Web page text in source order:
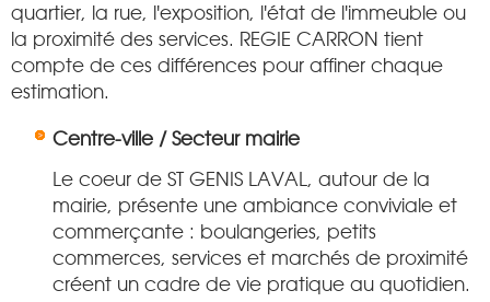
quartier, la rue, l'exposition, l'état de l'immeuble ou
la proximité des services. REGIE CARRON tient
compte de ces différences pour affiner chaque
estimation.
Centre-ville / Secteur mairie
Le coeur de ST GENIS LAVAL, autour de la
mairie, présente une ambiance conviviale et
commerçante : boulangeries, petits
commerces, services et marchés de proximité
créent un cadre de vie pratique au quotidien.